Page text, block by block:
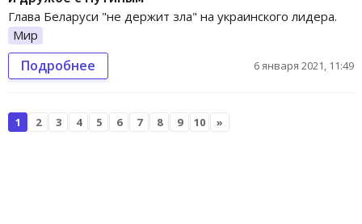
Глава Беларуси "не держит зла" на украинского лидера.
Мир
Подробнее 6 января 2021, 11:49
1 2 3 4 5 6 7 8 9 10 »